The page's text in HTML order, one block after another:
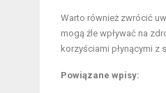
Warto również zwrócić
mogą źle wpływać na
korzyściami płynącymi z
Powiązane wpisy: